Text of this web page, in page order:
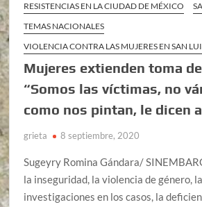
RESISTENCIAS EN LA CIUDAD DE MÉXICO
TEMAS NACIONALES
VIOLENCIA CONTRA LAS MUJERES EN SAN
Mujeres extienden toma de
“Somos las víctimas, no
como nos pintan, le dicen
grieta 8 septiembre, 2020
Sugeyry Romina Gándara/
la inseguridad, la violencia de género,
investigaciones en los casos, la